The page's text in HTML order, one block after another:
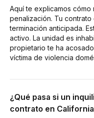
Aquí te explicamos cómo
penalización. Tu
terminación anticipada.
activo. La unidad es
propietario te ha
víctima de violencia
¿Qué pasa si un
contrato en